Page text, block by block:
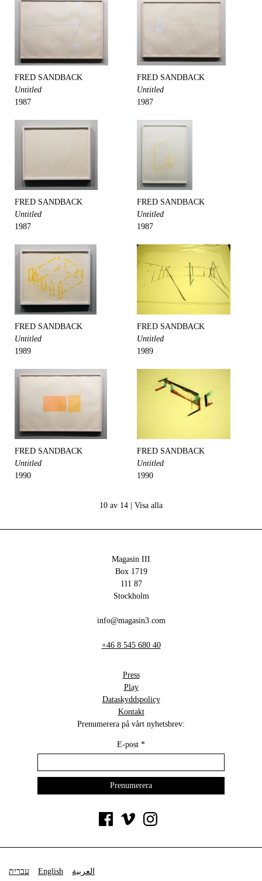
FRED SANDBACK
Untitled
1987
FRED SANDBACK
Untitled
1987
FRED SANDBACK
Untitled
1987
FRED SANDBACK
Untitled
1987
FRED SANDBACK
Untitled
1989
FRED SANDBACK
Untitled
1989
FRED SANDBACK
Untitled
1990
FRED SANDBACK
Untitled
1990
10 av 14 | Visa alla
Magasin III
Box 1719
111 87
Stockholm
info@magasin3.com
+46 8 545 680 40
Press
Play
Dataskyddspolicy
Kontakt
Prenumerera på vårt nyhetsbrev:
E-post *
עברית English العربية